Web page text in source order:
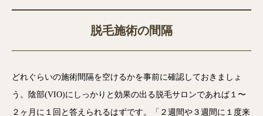
脱毛施術の間隔
どれぐらいの施術間隔を空けるかを事前に確認しておきましょ
う。陰部(VIO)にしっかりと効果の出る脱毛サロンであれば１〜
２ヶ月に１回と答えられるはずです。「２週間や３週間に１度来